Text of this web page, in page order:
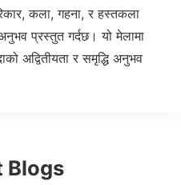
कला, गहना, र हस्तकला
प्रस्तुत गर्दछ। यो मेलामा
अद्वितीयता र समृद्धि अनुभव
Blogs